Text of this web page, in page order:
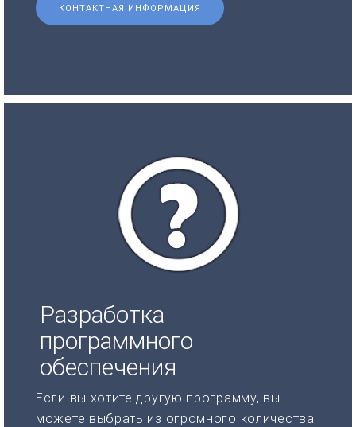
КОНТАКТНАЯ ИНФОРМАЦИЯ
Разработка
программного
обеспечения
Если вы хотите другую программу, вы
можете выбрать из огромного количества